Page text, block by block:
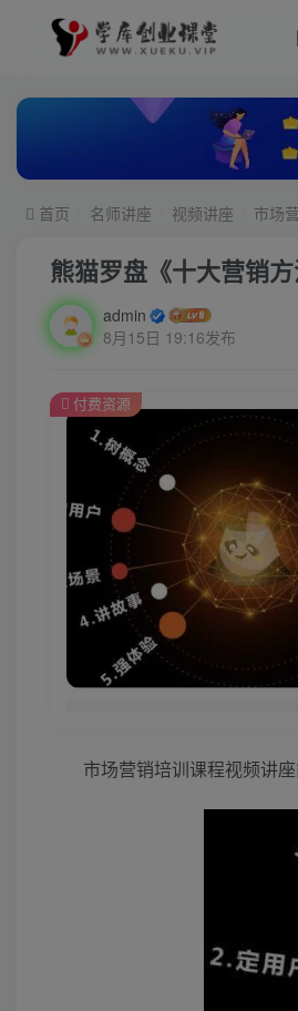
首页 名师讲座 视频讲座 市场
熊猫罗盘《十大营销方
admin
8月15日 19:16发布
付费资源
市场营销培训课程视频讲座